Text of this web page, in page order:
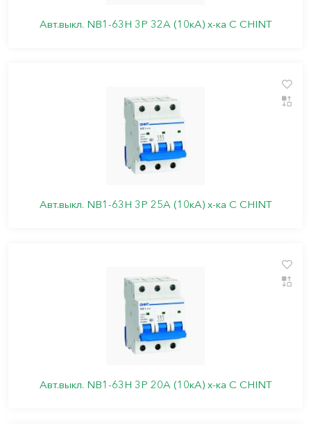
Авт.выкл. NB1-63H 3P 32A (10кА) х-ка C CHINT
Авт.выкл. NB1-63H 3P 25A (10кА) х-ка C CHINT
Авт.выкл. NB1-63H 3P 20A (10кА) х-ка C CHINT